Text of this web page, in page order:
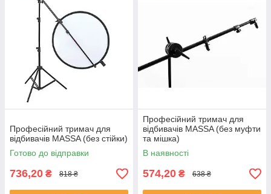
Професійний тримач для
відбивачів MASSA (без стійки)
Готово до відправки
736,20 ₴ 818 ₴
Професійний тримач для
відбивачів MASSA (без муфти
та мішка)
В наявності
574,20 ₴ 638 ₴